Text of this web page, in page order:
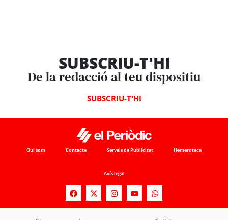
SUBSCRIU-T'HI
De la redacció al teu dispositiu
SUBSCRIU-T'HI
Qui som Contacte Serveis de Publicitat Hemeroteca
Avís legal